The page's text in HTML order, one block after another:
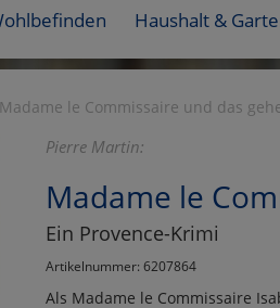
Haushalt &
Madame le Commissaire und das
Pierre Martin:
Madame le
Ein Provence-Krimi
Artikelnummer: 6207864
Als Madame le Commissaire